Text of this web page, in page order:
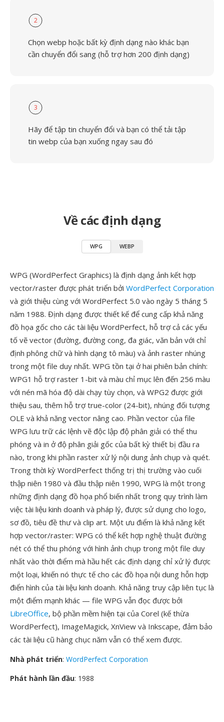
2
Chọn webp hoặc bất kỳ định dạng nào khác bạn
cần chuyển đổi sang (hỗ trợ hơn 200 định dạng)
3
Hãy để tập tin chuyển đổi và bạn có thể tải tập
tin webp của bạn xuống ngay sau đó
Về các định dạng
WPG WEBP
WPG (WordPerfect Graphics) là định dạng ảnh kết hợp
vector/raster được phát triển bởi WordPerfect Corporation
và giới thiệu cùng với WordPerfect 5.0 vào ngày 5 tháng 5
năm 1988. Định dạng được thiết kế để cung cấp khả năng
đồ họa gốc cho các tài liệu WordPerfect, hỗ trợ cả các yếu
tố vẽ vector (đường, đường cong, đa giác, văn bản với chỉ
định phông chữ và hình dạng tô màu) và ảnh raster nhúng
trong một file duy nhất. WPG tồn tại ở hai phiên bản chính:
WPG1 hỗ trợ raster 1-bit và màu chỉ mục lên đến 256 màu
với nén mã hóa độ dài chạy tùy chọn, và WPG2 được giới
thiệu sau, thêm hỗ trợ true-color (24-bit), nhúng đối tượng
OLE và khả năng vector nâng cao. Phần vector của file
WPG lưu trữ các lệnh vẽ độc lập độ phân giải có thể thu
phóng và in ở độ phân giải gốc của bất kỳ thiết bị đầu ra
nào, trong khi phần raster xử lý nội dung ảnh chụp và quét.
Trong thời kỳ WordPerfect thống trị thị trường vào cuối
thập niên 1980 và đầu thập niên 1990, WPG là một trong
những định dạng đồ họa phổ biến nhất trong quy trình làm
việc tài liệu kinh doanh và pháp lý, được sử dụng cho logo,
sơ đồ, tiêu đề thư và clip art. Một ưu điểm là khả năng kết
hợp vector/raster: WPG có thể kết hợp nghệ thuật đường
nét có thể thu phóng với hình ảnh chụp trong một file duy
nhất vào thời điểm mà hầu hết các định dạng chỉ xử lý được
một loại, khiến nó thực tế cho các đồ họa nội dung hỗn hợp
điển hình của tài liệu kinh doanh. Khả năng truy cập liên tục là
một điểm mạnh khác — file WPG vẫn đọc được bởi
LibreOffice, bộ phần mềm hiện tại của Corel (kế thừa
WordPerfect), ImageMagick, XnView và Inkscape, đảm bảo
các tài liệu cũ hàng chục năm vẫn có thể xem được.
Nhà phát triển: WordPerfect Corporation
Phát hành lần đầu: 1988